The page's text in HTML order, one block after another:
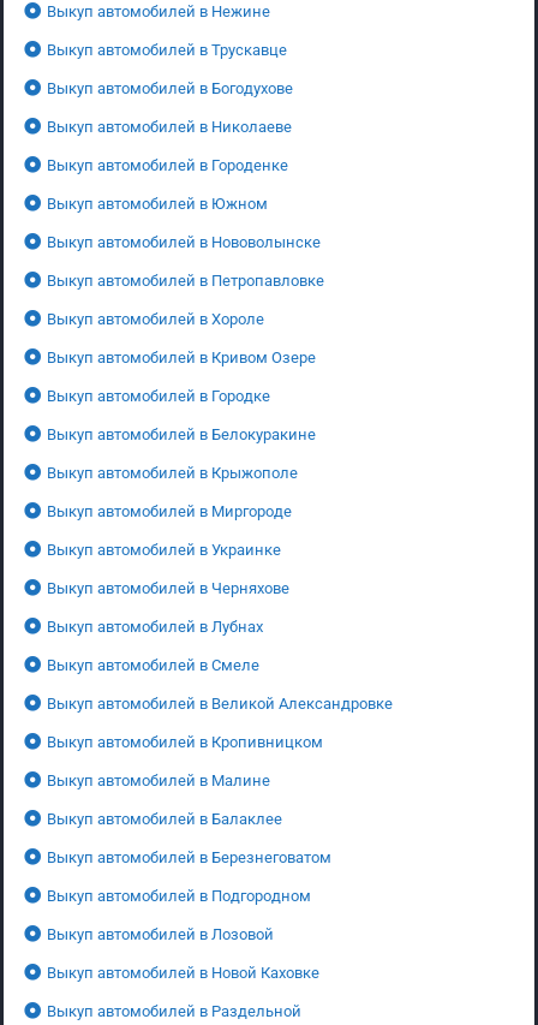
Выкуп автомобилей в Нежине
Выкуп автомобилей в Трускавце
Выкуп автомобилей в Богодухове
Выкуп автомобилей в Николаеве
Выкуп автомобилей в Городенке
Выкуп автомобилей в Южном
Выкуп автомобилей в Нововолынске
Выкуп автомобилей в Петропавловке
Выкуп автомобилей в Хороле
Выкуп автомобилей в Кривом Озере
Выкуп автомобилей в Городке
Выкуп автомобилей в Белокуракине
Выкуп автомобилей в Крыжополе
Выкуп автомобилей в Миргороде
Выкуп автомобилей в Украинке
Выкуп автомобилей в Черняхове
Выкуп автомобилей в Лубнах
Выкуп автомобилей в Смеле
Выкуп автомобилей в Великой Александровке
Выкуп автомобилей в Кропивницком
Выкуп автомобилей в Малине
Выкуп автомобилей в Балаклее
Выкуп автомобилей в Березнеговатом
Выкуп автомобилей в Подгородном
Выкуп автомобилей в Лозовой
Выкуп автомобилей в Новой Каховке
Выкуп автомобилей в Раздельной